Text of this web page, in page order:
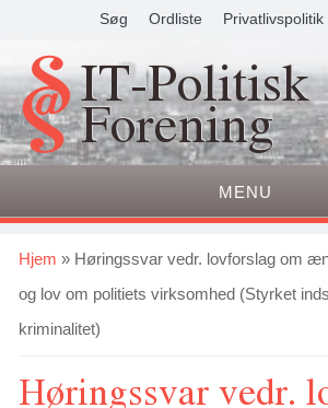
Søg Ordliste Privatlivspolitik
IT-Politisk
Forening
MENU
Du er her
Hjem » Høringssvar vedr. lovforslag om
og lov om politiets virksomhed (Styrket
kriminalitet)
Høringssvar vedr.